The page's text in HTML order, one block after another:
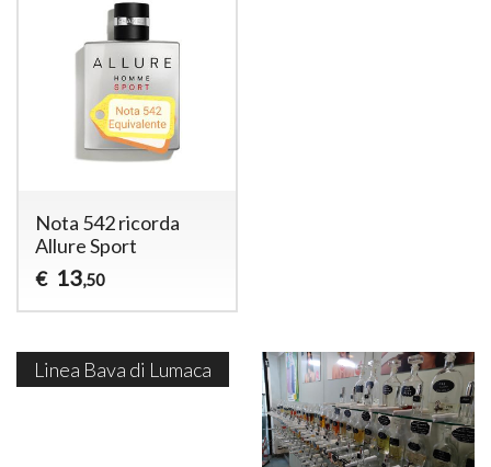
Nota 542 ricorda
Allure Sport
€ 13,50
Linea Bava di Lumaca